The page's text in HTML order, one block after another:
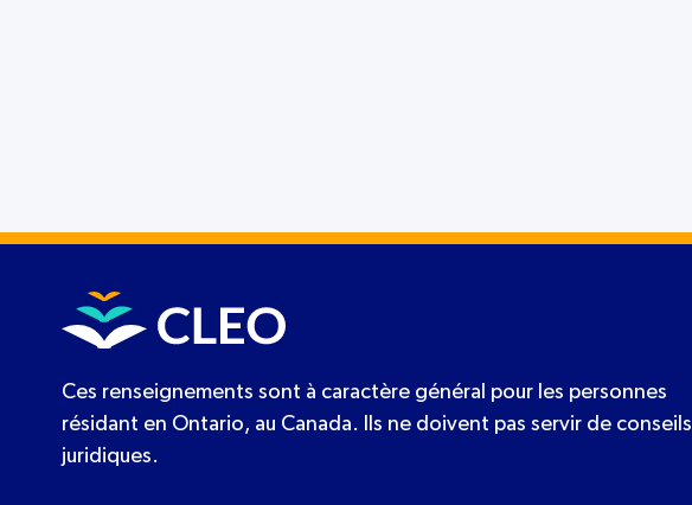
Ces renseignements sont à caractère général pour les personnes
résidant en Ontario, au Canada. Ils ne doivent pas servir de conseils
juridiques.